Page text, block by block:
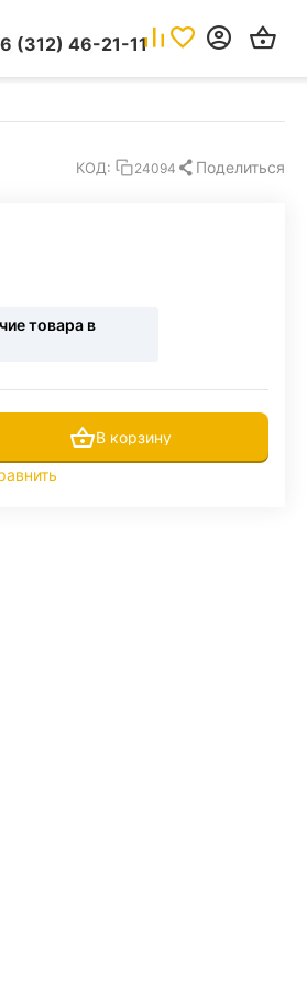
(312) 46-21-11
КОД: 24094 Поделиться
товара в
В корзину